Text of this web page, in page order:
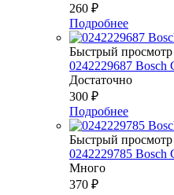
260 ₽
Подробнее
Быстрый просмотр
0242229687
Достаточно
300 ₽
Подробнее
Быстрый просмотр
0242229785
Много
370 ₽